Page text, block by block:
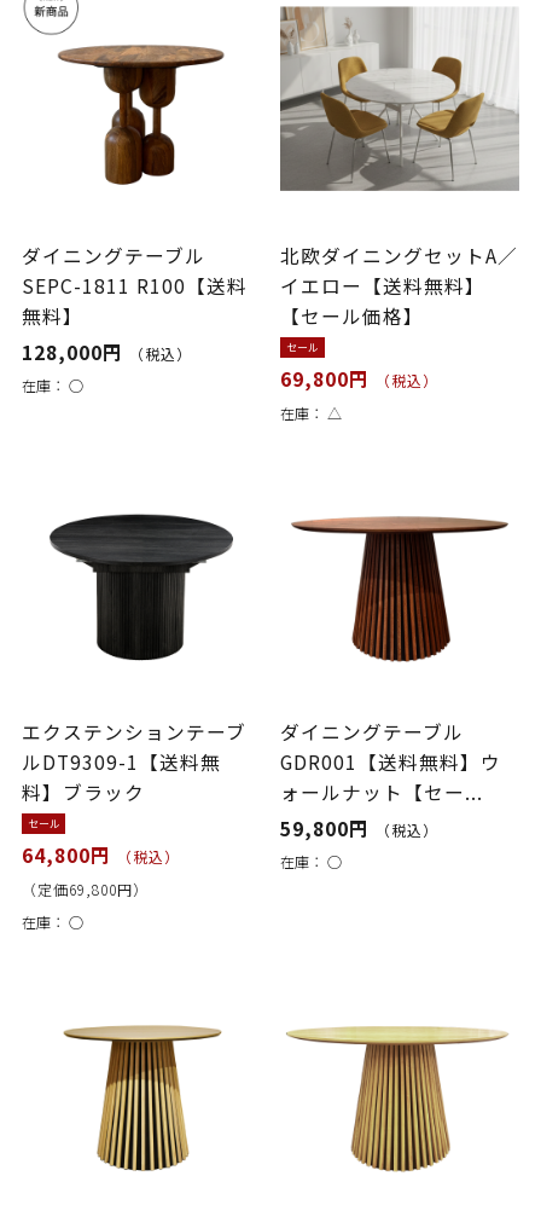
ダイニングテーブル
SEPC-1811 R100【送料
無料】
128,000円
（税込）
在庫： ○
北欧ダイニングセットA／
イエロー【送料無料】
【セール価格】
セール
69,800円
（税込）
在庫： △
エクステンションテーブ
ルDT9309-1【送料無
料】ブラック
セール
64,800円
（税込）
（定価69,800円）
在庫： ○
ダイニングテーブル
GDR001【送料無料】ウ
ォールナット【セー...
59,800円
（税込）
在庫：○